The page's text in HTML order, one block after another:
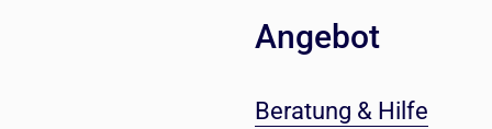
Angebot
Beratung & Hilfe